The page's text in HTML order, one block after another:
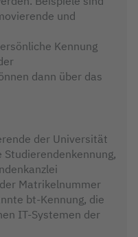
und
Kennung
dann über das
der Universität
Matrikelnummer
bt-Kennung, die
IT-Systemen der